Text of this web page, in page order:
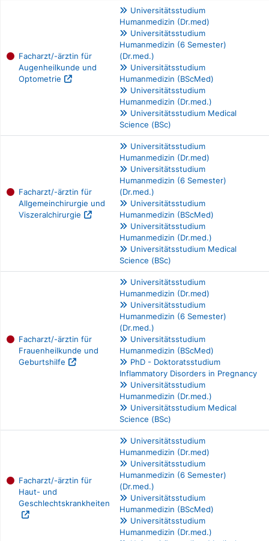
Facharzt/-ärztin für
Augenheilkunde und
Optometrie
Universitätsstudium
Humanmedizin (Dr.med)
Universitätsstudium
Humanmedizin (6 Semester)
(Dr.med.)
Universitätsstudium
Humanmedizin (BScMed)
Universitätsstudium
Humanmedizin (Dr.med.)
Universitätsstudium Medical
Science (BSc)
Facharzt/-ärztin für
Allgemeinchirurgie und
Viszeralchirurgie
Universitätsstudium
Humanmedizin (Dr.med)
Universitätsstudium
Humanmedizin (6 Semester)
(Dr.med.)
Universitätsstudium
Humanmedizin (BScMed)
Universitätsstudium
Humanmedizin (Dr.med.)
Universitätsstudium Medical
Science (BSc)
Facharzt/-ärztin für
Frauenheilkunde und
Geburtshilfe
Universitätsstudium
Humanmedizin (Dr.med)
Universitätsstudium
Humanmedizin (6 Semester)
(Dr.med.)
Universitätsstudium
Humanmedizin (BScMed)
PhD - Doktoratsstudium
Inflammatory Disorders in Pregnancy
Universitätsstudium
Humanmedizin (Dr.med.)
Universitätsstudium Medical
Science (BSc)
Facharzt/-ärztin für
Haut- und
Geschlechtskrankheiten
Universitätsstudium
Humanmedizin (Dr.med)
Universitätsstudium
Humanmedizin (6 Semester)
(Dr.med.)
Universitätsstudium
Humanmedizin (BScMed)
Universitätsstudium
Humanmedizin (Dr.med.)